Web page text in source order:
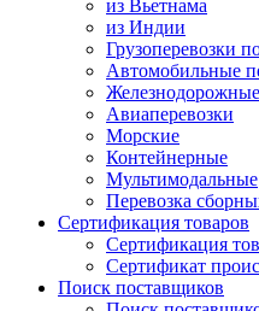
из Вьетнама
из Индии
Грузоперевозки
Автомобильные
Железнодорожные
Авиаперевозки
Морские
Контейнерные
Мультимодальные
Перевозка
Сертификация товаров
Сертификация
Сертификат
Поиск поставщиков